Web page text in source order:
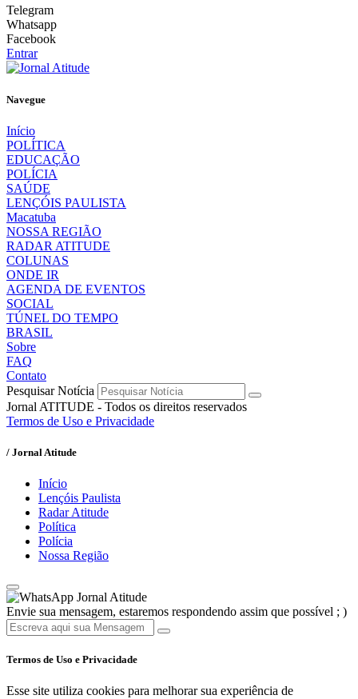
Telegram
Whatsapp
Facebook
Entrar
Navegue
Início
POLÍTICA
EDUCAÇÃO
POLÍCIA
SAÚDE
LENÇÓIS PAULISTA
Macatuba
NOSSA REGIÃO
RADAR ATITUDE
COLUNAS
ONDE IR
AGENDA DE EVENTOS
SOCIAL
TÚNEL DO TEMPO
BRASIL
Sobre
FAQ
Contato
Pesquisar Notícia
Jornal ATITUDE - Todos os direitos reservados
Termos de Uso e Privacidade
/ Jornal Atitude
Início
Lençóis Paulista
Radar Atitude
Política
Polícia
Nossa Região
Jornal Atitude
Envie sua mensagem, estaremos respondendo assim que possível ; )
Termos de Uso e Privacidade
Esse site utiliza cookies para melhorar sua experiência de